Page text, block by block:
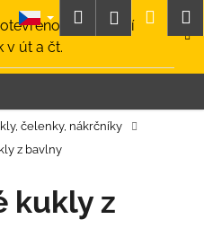
a odesílání
v út a čt.
HledatPřihlášení
čelenky, nákrčníky
z bavlny
kukly z